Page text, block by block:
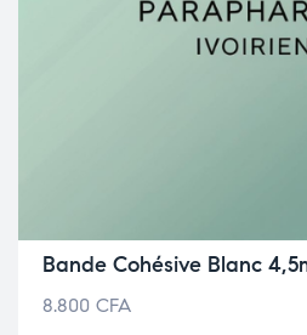
Bande Cohésive Blanc
8.800 CFA